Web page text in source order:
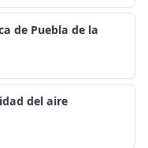
de Puebla de la
del aire